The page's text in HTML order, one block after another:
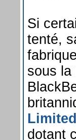
Si
tenté,
sous la
Limited
dotant